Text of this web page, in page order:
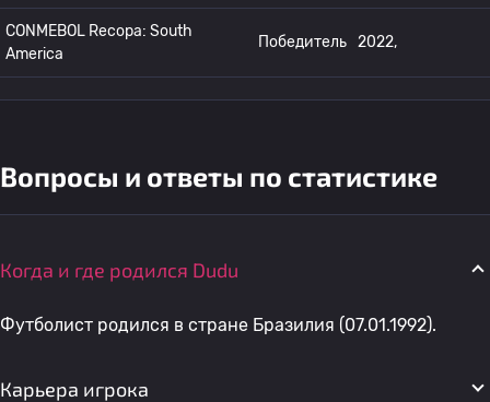
CONMEBOL Recopa: South
America
Победитель 2022,
Вопросы и ответы по статистике
Когда и где родился Dudu
Футболист родился в стране Бразилия (07.01.1992).
Карьера игрока